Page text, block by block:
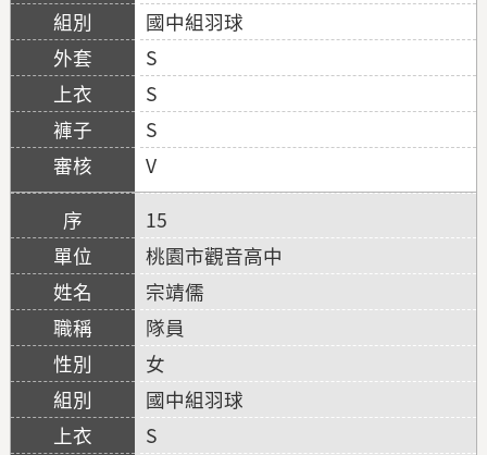
國中組羽球
S
S
S
V
15
桃園市觀音高中
宗靖儒
隊員
女
國中組羽球
S